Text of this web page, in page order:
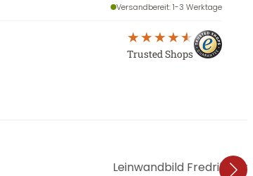
Versandbereit: 1-3 Werktage
Trusted Shops
Leinwandbild